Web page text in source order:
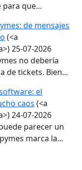
que...
de mensajes
(<a
25-07-2026
no debería
de tickets. Bien...
el
caos (<a
24-07-2026
parecer un
marca la...